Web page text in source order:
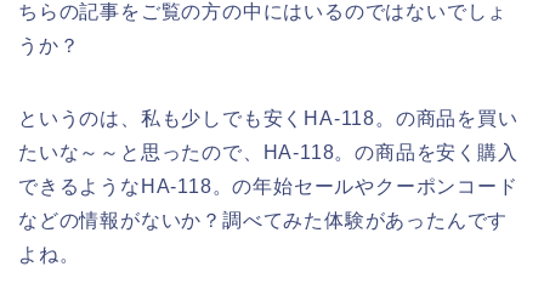
ちらの記事をご覧の方の中にはいるのではないでしょ
うか？
というのは、私も少しでも安くHA-118。の商品を買い
たいな～～と思ったので、HA-118。の商品を安く購入
できるようなHA-118。の年始セールやクーポンコード
などの情報がないか？調べてみた体験があったんです
よね。